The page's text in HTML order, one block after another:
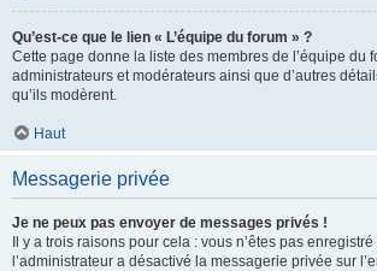
Qu’est-ce que le lien « L’équipe du forum » ?
Cette page donne la liste des membres de l’équipe du
administrateurs et modérateurs ainsi que d’autres
qu’ils modèrent.
Haut
Messagerie privée
Je ne peux pas envoyer de messages privés !
Il y a trois raisons pour cela : vous n’êtes pas
l’administrateur a désactivé la messagerie privée sur